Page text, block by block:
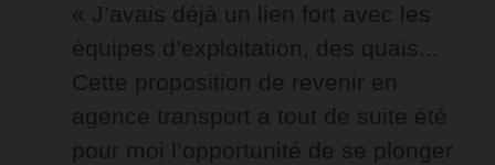
« J’avais déjà un lien fort avec les
équipes d’exploitation, des quais...
Cette proposition de revenir en
agence transport a tout de suite été
pour moi l’opportunité de se plonger